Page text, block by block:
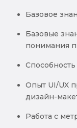
Базовое
Базовые
понимания
Опыт UI/UX
дизайн-
Работа с